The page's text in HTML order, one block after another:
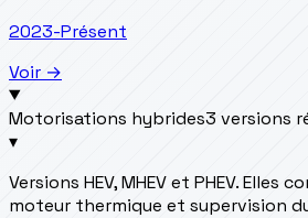
2023-Présent
Voir →
Motorisations hybrides3 versions
▾
Versions HEV, MHEV et PHEV.
moteur thermique et supervision